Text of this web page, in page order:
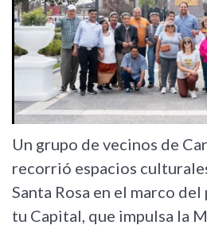
Un grupo de vecinos de
recorrió espacios
Santa Rosa en el marco
tu Capital, que impulsa la